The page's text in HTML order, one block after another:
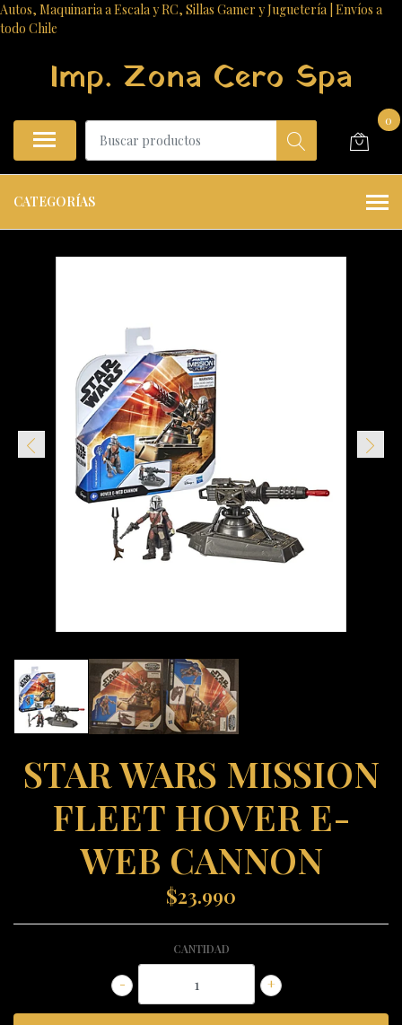
Autos, Maquinaria a Escala y RC, Sillas Gamer y Juguetería | Envíos a
todo Chile
Imp. Zona Cero Spa
0
CATEGORÍAS
STAR WARS MISSION
FLEET HOVER E-
WEB CANNON
$23.990
CANTIDAD
+
-